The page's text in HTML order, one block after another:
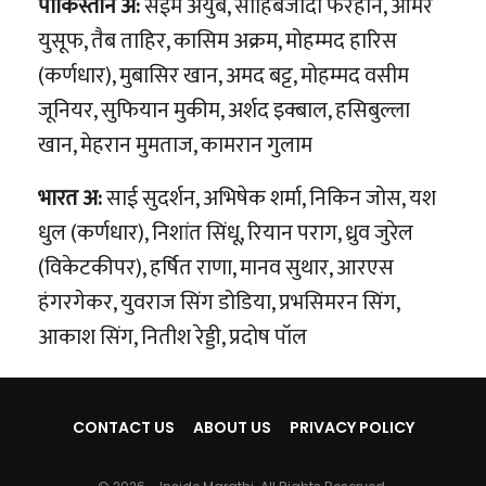
युसूफ, तैब ताहिर, कासिम अक्रम, मोहम्मद हारिस
(कर्णधार), मुबासिर खान, अमद बट्ट, मोहम्मद वसीम
जूनियर, सुफियान मुकीम, अर्शद इक्बाल, हसिबुल्ला
खान, मेहरान मुमताज, कामरान गुलाम
भारत अ:साई सुदर्शन, अभिषेक शर्मा, निकिन जोस, यश
धुल (कर्णधार), निशांत सिंधू, रियान पराग, ध्रुव जुरेल
(विकेटकीपर), हर्षित राणा, मानव सुथार, आरएस
हंगरगेकर, युवराज सिंग डोडिया, प्रभसिमरन सिंग,
आकाश सिंग, नितीश रेड्डी, प्रदोष पॉल
CONTACT US ABOUT US PRIVACY POLICY